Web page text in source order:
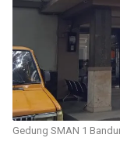
Gedung SMAN 1